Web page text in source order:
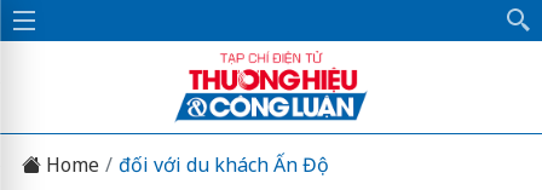
Home đối với du khách Ấn Độ